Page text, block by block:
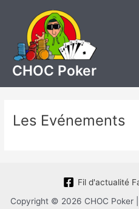
contenu
CHOC Poker
Les Evénements
Fil d'actualité
Copyright © 2026 CHOC Poker